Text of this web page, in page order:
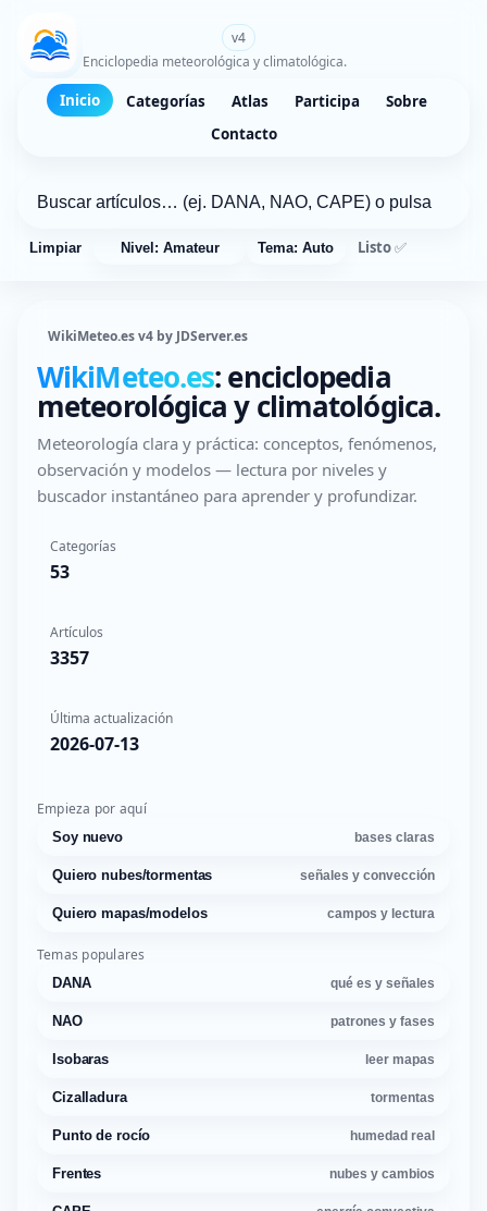
v4
Enciclopedia meteorológica y climatológica.
Inicio Categorías Atlas Participa
Sobre
Contacto
Limpiar Nivel: Amateur Tema: Auto Listo ✅
WikiMeteo.es v4 by JDServer.es
WikiMeteo.es: enciclopedia
meteorológica y climatológica.
Meteorología clara y práctica: conceptos, fenómenos,
observación y modelos — lectura por niveles y
buscador instantáneo para aprender y profundizar.
Categorías
53
Artículos
3357
Última actualización
2026-07-13
Empieza por aquí
Soy nuevo bases claras
Quiero nubes/tormentas señales y convección
Quiero mapas/modelos campos y lectura
Temas populares
DANA qué es y señales
NAO patrones y fases
Isobaras leer mapas
Cizalladura tormentas
Punto de rocío humedad real
Frentes nubes y cambios